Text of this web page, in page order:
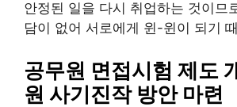
안정된 일을 다시 취업하는 것이므
담이 없어 서로에게 윈-윈이 되기
공무원 면접시험 제도
원 사기진작 방안 마련